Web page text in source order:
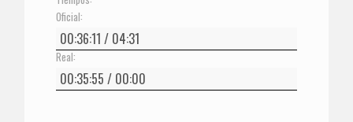
Oficial:
Real: